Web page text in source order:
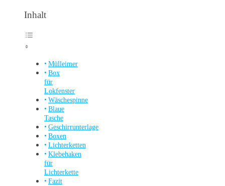
Inhalt
Mülleimer
Box
für
Lokfenster
Wäschespinne
Blaue
Tasche
Geschirrunterlage
Boxen
Lichterketten
Klebehaken
für
Lichterkette
Fazit